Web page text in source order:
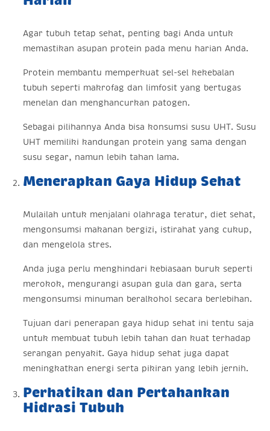
Agar tubuh tetap sehat, penting bagi Anda untuk
memastikan asupan protein pada menu harian Anda.
Protein membantu memperkuat sel-sel kekebalan
tubuh seperti makrofag dan limfosit yang bertugas
menelan dan menghancurkan patogen.
Sebagai pilihannya Anda bisa konsumsi susu UHT. Susu
UHT memiliki kandungan protein yang sama dengan
susu segar, namun lebih tahan lama.
Menerapkan Gaya Hidup Sehat
Mulailah untuk menjalani olahraga teratur, diet sehat,
mengonsumsi makanan bergizi, istirahat yang cukup,
dan mengelola stres.
Anda juga perlu menghindari kebiasaan buruk seperti
merokok, mengurangi asupan gula dan gara, serta
mengonsumsi minuman beralkohol secara berlebihan.
Tujuan dari penerapan gaya hidup sehat ini tentu saja
untuk membuat tubuh lebih tahan dan kuat terhadap
serangan penyakit. Gaya hidup sehat juga dapat
meningkatkan energi serta pikiran yang lebih jernih.
Perhatikan dan Pertahankan
Hidrasi Tubuh